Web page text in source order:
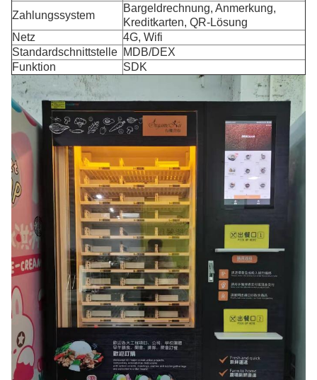
Zahlungssystem
Bargeldrechnung, Anmerkung,
Kreditkarten, QR-Lösung
Netz
4G, Wifi
Standardschnittstelle MDB/DEX
Funktion
SDK